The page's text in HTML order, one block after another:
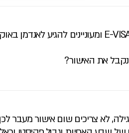
את האישור?
לא צריכים שום אישור מעבר